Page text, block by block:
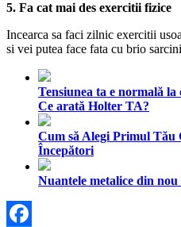
5. Fa cat mai des exercitii fizice
Incearca sa faci zilnic exercitii
si vei putea face fata cu brio
Tensiunea ta e normală la
Ce arată Holter TA?
Cum să Alegi Primul
Începători
Nuantele metalice din